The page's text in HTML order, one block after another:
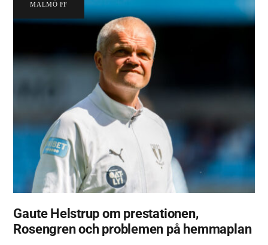
MALMÖ FF
Gaute Helstrup om prestationen,
Rosengren och problemen på hemmaplan